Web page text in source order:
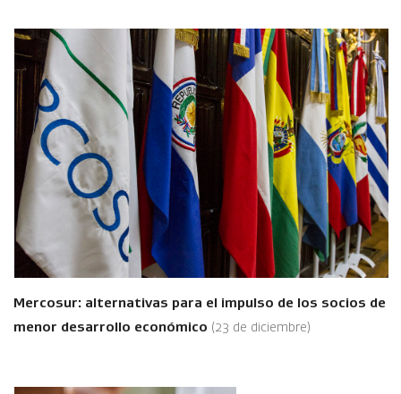
Mercosur: alternativas para el impulso de los socios de
menor desarrollo económico (23 de diciembre)